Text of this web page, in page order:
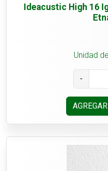
Ideacustic High 16
Unidad
-